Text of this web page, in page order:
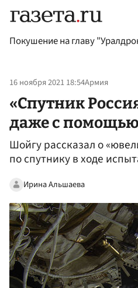
Покушение на главу
16 ноября 2021 18:54Армия
«Спутник
даже с
Шойгу рассказал о
по спутнику в ходе
Ирина Альшаева